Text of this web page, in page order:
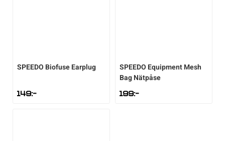
SPEEDO Biofuse Earplug
149:-
SPEEDO Equipment Mesh
Bag Nätpåse
199:-